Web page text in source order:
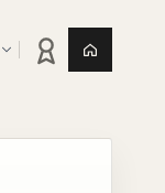
Statistik latihan